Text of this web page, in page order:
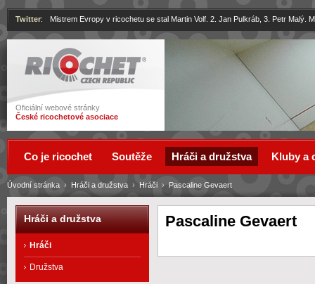
Ricochet
Oficiální webové stránky
České ricochetové asociace
Twitter: Mistrem Evropy v ricochetu se stal Martin Volf. 2. Jan Pulkráb, 3. Petr Malý.
Pascaline Gevaert
Úvodní stránka › Hráči a družstva › Hráči › Pascaline Gevaert
Co je ricochet Soutěže Hráči a družstva Kluby a
Hráči a družstva
Hráči
Družstva